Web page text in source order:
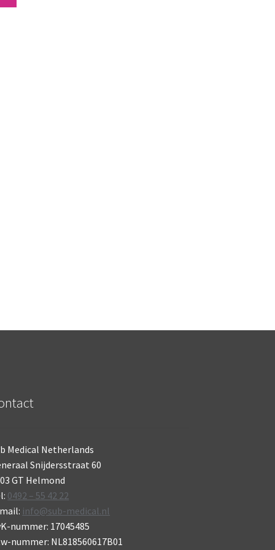
Medical Netherlands
Snijdersstraat 60
GT Helmond
0492 – 55 42 22
info@sub-medical.nl
nummer: 17045485
nummer: NL818560617B01